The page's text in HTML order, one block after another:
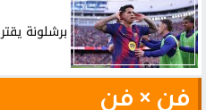
برشلونة
فن × فن